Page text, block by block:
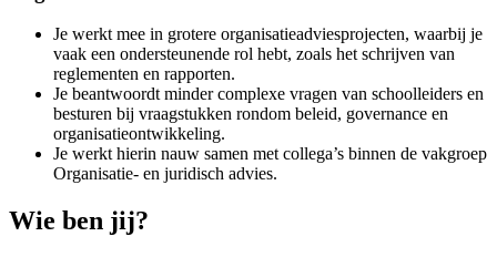
Je werkt mee in grotere organisatieadviesprojecten, waarbij je
vaak een ondersteunende rol hebt, zoals het schrijven van
reglementen en rapporten.
Je beantwoordt minder complexe vragen van schoolleiders en
besturen bij vraagstukken rondom beleid, governance en
organisatieontwikkeling.
Je werkt hierin nauw samen met collega’s binnen de vakgroep
Organisatie- en juridisch advies.
Wie ben jij?